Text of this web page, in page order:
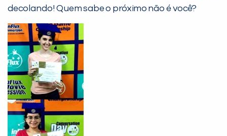
decolando! Quem sabe o próximo não é você?
Preencha com seus dados abaixo e
já vamos te colocar em contato